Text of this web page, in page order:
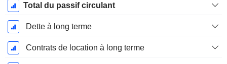
Total du passif circulant
Dette à long terme
Contrats de location à long terme